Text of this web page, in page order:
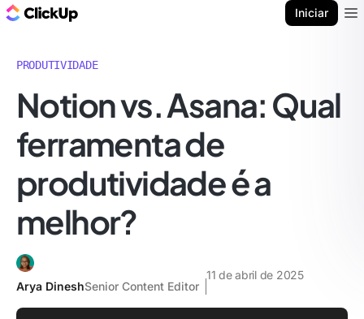
Iniciar
PRODUTIVIDADE
Notion vs. Asana: Qual
ferramenta de
produtividade é a
melhor?
Arya DineshSenior Content Editor
11 de abril de 2025